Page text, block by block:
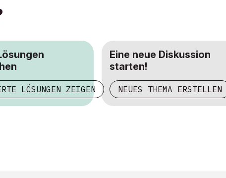
LÖSUNGEN ZEIGEN
Eine neue Diskussion
starten!
NEUES THEMA ERSTELLEN